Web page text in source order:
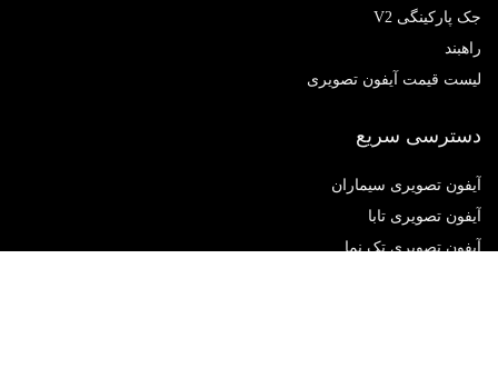
جک پارکینگی V2
راهبند
لیست قیمت آیفون تصویری
دسترسی سریع
آیفون تصویری سیماران
آیفون تصویری تابا
آیفون تصویری تک نما